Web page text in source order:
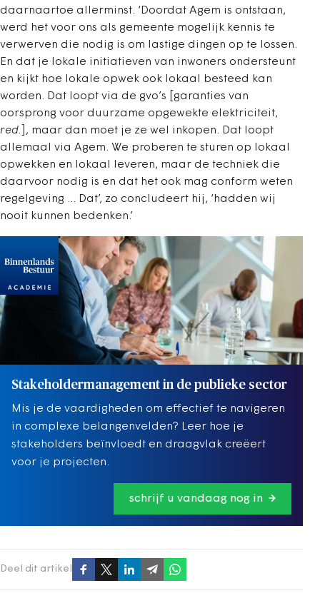
daarnaartoe allerminst. ‘Doordat Agem is ontstaan,
werd het voor ons als gemeente mogelijk kennis te
verwerven die nodig is om lastige dingen op te lossen.
En dat je lokale initiatieven van inwoners ondersteunt
en kijkt hoe lokale opwek ook lokaal besteed kan
worden. Dat loopt via de gvo’s [garanties van
oorsprong voor duurzame opgewekte elektriciteit,
red. ], maar dan moet je ze wel inkopen. Dat loopt
allemaal via Agem. We proberen te sturen op lokaal
opwekken en lokaal leveren, maar de techniek die
daarvoor nodig is en dat het ook mag conform weten
regelgeving ... Dat’, zo concludeert hij, ‘hadden wij
nooit kunnen bedenken.’
Stakeholdermanagement in de publieke sector
Mis je de vaardigheden om effectief te navigeren
in complexe belangenvelden? Leer hoe je
stakeholders beïnvloedt en draagvlak creëert
voor je projecten.
schrijf u vandaag nog in
Deel dit artikel